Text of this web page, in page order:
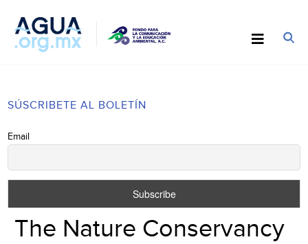
SÚSCRIBETE AL BOLETÍN
Email
The Nature Conservancy